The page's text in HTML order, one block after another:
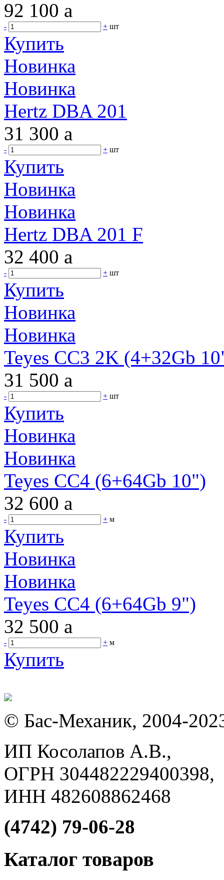
92 100 a
- + шт
Купить
Новинка
Новинка
Hertz DBA 201
31 300 a
- + шт
Купить
Новинка
Новинка
Hertz DBA 201 F
32 400 a
- + шт
Купить
Новинка
Новинка
Teyes CC3 2K (4+32Gb
31 500 a
- + шт
Купить
Новинка
Новинка
Teyes CC4 (6+64Gb 10")
32 600 a
- + м
Купить
Новинка
Новинка
Teyes CC4 (6+64Gb 9")
32 500 a
- + м
Купить
© Бас-Механик, 2004-
ИП Косолапов А.В.,
ОГРН 304482229400398,
ИНН 482608862468
(4742) 79-06-28
Каталог товаров